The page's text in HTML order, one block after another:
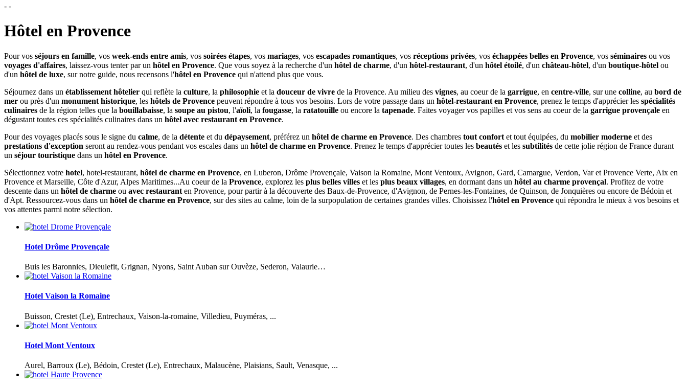
- -
Hôtel en Provence
Pour vos séjours en famille, vos week-ends entre amis, vos soirées étapes, vos mariages, vos escapades romantiques, vos réceptions privées, vos échappées belles en Provence, vos séminaires ou vos
voyages d'affaires, laissez-vous tenter par un hôtel en Provence. Que vous soyez à la recherche d'un hôtel de charme, d'un hôtel-restaurant, d'un hôtel étoilé, d'un château-hôtel, d'un boutique-hôtel ou
d'un hôtel de luxe, sur notre guide, nous recensons l'hôtel en Provence qui n'attend plus que vous.
Séjournez dans un établissement hôtelier qui reflète la culture, la philosophie et la douceur de vivre de la Provence. Au milieu des vignes, au coeur de la garrigue, en centre-ville, sur une colline, au bord de
mer ou près d'un monument historique, les hôtels de Provence peuvent répondre à tous vos besoins. Lors de votre passage dans un hôtel-restaurant en Provence, prenez le temps d'apprécier les spécialités
culinaires de la région telles que la bouillabaisse, la soupe au pistou, l'aïoli, la fougasse, la ratatouille ou encore la tapenade. Faites voyager vos papilles et vos sens au coeur de la garrigue provençale en
dégustant toutes ces spécialités culinaires dans un hôtel avec restaurant en Provence.
Pour des voyages placés sous le signe du calme, de la détente et du dépaysement, préférez un hôtel de charme en Provence. Des chambres tout confort et tout équipées, du mobilier moderne et des
prestations d'exception seront au rendez-vous pendant vos escales dans un hôtel de charme en Provence. Prenez le temps d'apprécier toutes les beautés et les subtilités de cette jolie région de France durant
un séjour touristique dans un hôtel en Provence.
Sélectionnez votre hotel, hotel-restaurant, hôtel de charme en Provence, en Luberon, Drôme Provençale, Vaison la Romaine, Mont Ventoux, Avignon, Gard, Camargue, Verdon, Var et Provence Verte, Aix en
Provence et Marseille, Côte d'Azur, Alpes Maritimes...Au coeur de la Provence, explorez les plus belles villes et les plus beaux villages, en dormant dans un hôtel au charme provençal. Profitez de votre
descente dans un hôtel de charme ou avec restaurant en Provence, pour partir à la découverte des Baux-de-Provence, d'Avignon, de Pernes-les-Fontaines, de Quinson, de Jonquières ou encore de Bédoin et
d'Apt. Ressourcez-vous dans un hôtel de charme en Provence, sur des sites au calme, loin de la surpopulation de certaines grandes villes. Choisissez l'hôtel en Provence qui répondra le mieux à vos besoins et
vos attentes parmi notre sélection.
Hotel Drôme Provençale
Buis les Baronnies, Dieulefit, Grignan, Nyons, Saint Auban sur Ouvèze, Sederon, Valaurie…
Hotel Vaison la Romaine
Buisson, Crestet (Le), Entrechaux, Vaison-la-romaine, Villedieu, Puyméras, ...
Hotel Mont Ventoux
Aurel, Barroux (Le), Bédoin, Crestet (Le), Entrechaux, Malaucène, Plaisians, Sault, Venasque, ...